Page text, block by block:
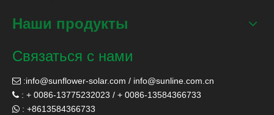
Наши продукты
Связаться с нами
 :info@sunflower-solar.com / info@sunline.com.cn
 : + 0086-13775232023 / + 0086-13584366733
 : +8613584366733